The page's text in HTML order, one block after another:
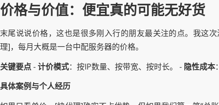
价格与价值：便宜真的可能无好货
末尾说说价格，这也是很多刚入行的朋友最关注的点。我这
理]，每月大概是一台中配服务器的价格。
关键要点-计价模式：按IP数量、按带宽、按时长。 - 隐性成本
具体案例与个人经历